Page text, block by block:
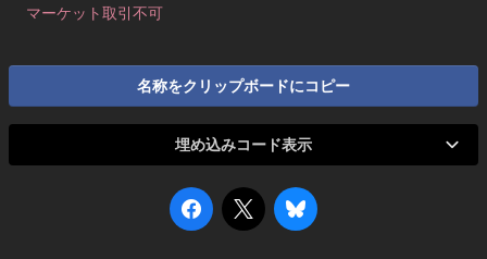
マーケット取引不可
名称をクリップボードにコピー
埋め込みコード表示